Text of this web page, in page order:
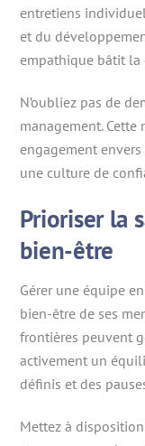
entretiens
et du
empathique bâtit la
N’oubliez pas de
management.
engagement
une culture de
Prioriser la
bien-être
Gérer une équipe
bien-être de ses
frontières peuvent
activement un
définis et des
Mettez à